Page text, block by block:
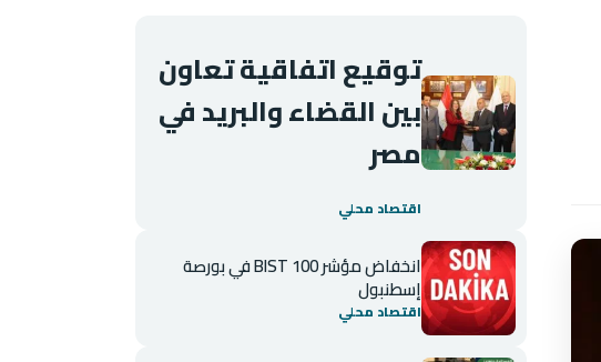
توقيع اتفاقية تعاون
بين القضاء والبريد في
مصر
اقتصاد محلي
انخفاض مؤشر BIST 100 في بورصة
إسطنبول
اقتصاد محلي